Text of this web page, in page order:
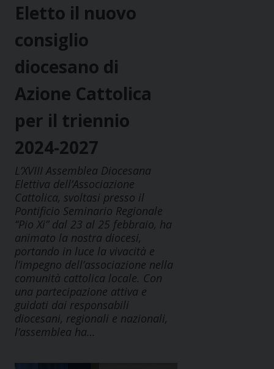
Eletto il nuovo
consiglio
diocesano di
Azione Cattolica
per il triennio
2024-2027
L’XVIII Assemblea Diocesana
Elettiva dell’Associazione
Cattolica, svoltasi presso il
Pontificio Seminario Regionale
“Pio Xi” dal 23 al 25 febbraio, ha
animato la nostra diocesi,
portando in luce la vivacità e
l’impegno dell’associazione nella
comunità cattolica locale. Con
una partecipazione attiva e
guidati dai responsabili
diocesani, regionali e nazionali,
l’assemblea ha…